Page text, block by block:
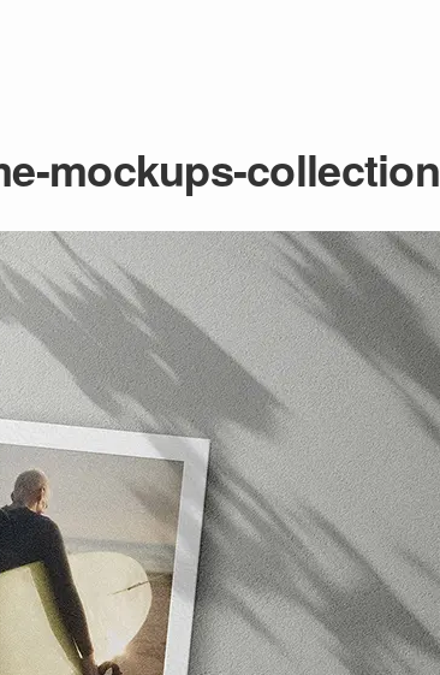
mockups-collection